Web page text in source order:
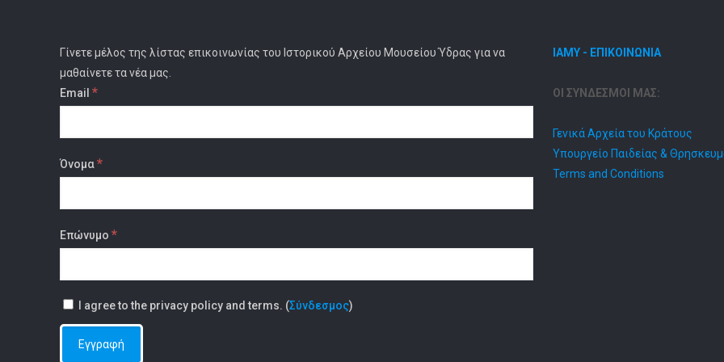
Γίνετε μέλος της λίστας επικοινωνίας του Ιστορικού Αρχείου Μουσείου Ύδρας για να
μαθαίνετε τα νέα μας.
Email *
Όνομα*
Επώνυμο *
I agree to the privacy policy and terms. (Σύνδεσμος)
ΙΑΜΥ - ΕΠΙΚΟΙΝΩΝΙΑ
ΟΙ ΣΥΝΔΕΣΜΟΙ ΜΑΣ:
Γενικά Αρχεία του Κράτους
Υπουργείο Παιδείας &
Terms and Conditions